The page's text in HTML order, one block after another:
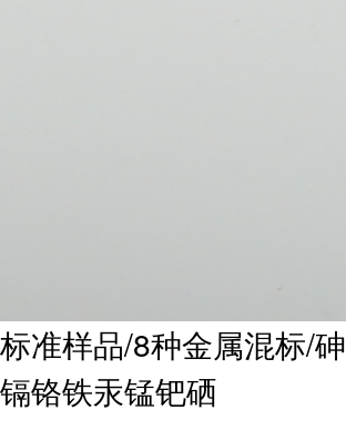
标准样品/8种金属混标/砷
镉铬铁汞锰钯硒